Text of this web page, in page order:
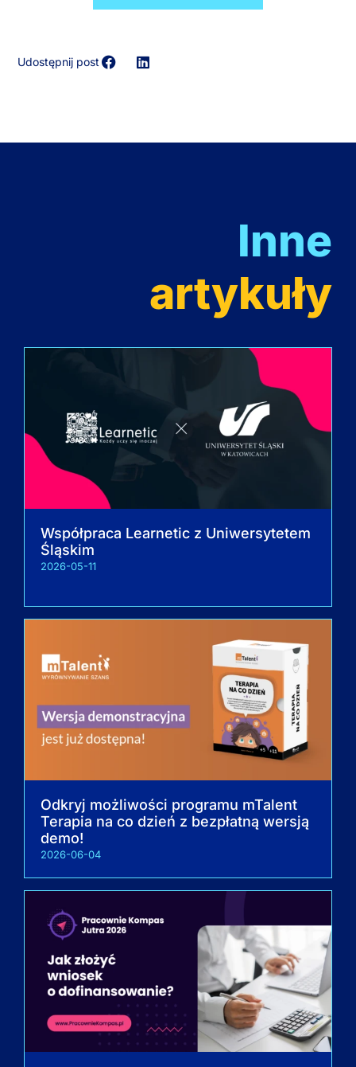
Udostępnij post
Inne
artykuły
Współpraca Learnetic z Uniwersytetem
Śląskim
2026-05-11
Odkryj możliwości programu mTalent
Terapia na co dzień z bezpłatną wersją
demo!
2026-06-04